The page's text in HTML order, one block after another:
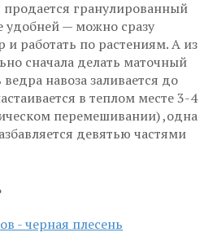
продается гранулированный
удобней — можно сразу
и работать по растениям. А из
сначала делать маточный
навоза заливается до
в теплом месте 3-4
перемешивании) ,одна
девятью частями